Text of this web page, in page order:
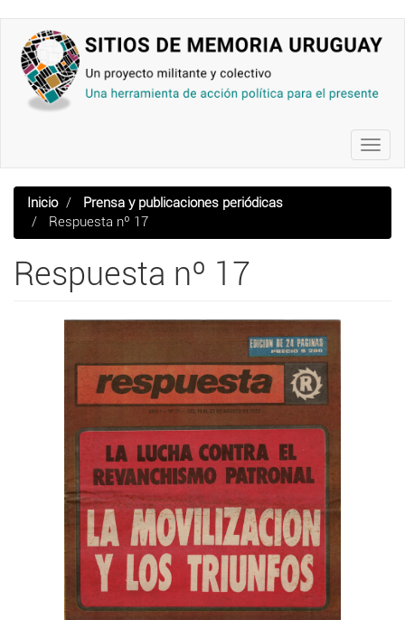
contenido
principal
Inicio
Prensa y publicaciones periódicas
Respuesta nº 17
Respuesta nº 17